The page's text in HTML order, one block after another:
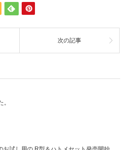
次の記事